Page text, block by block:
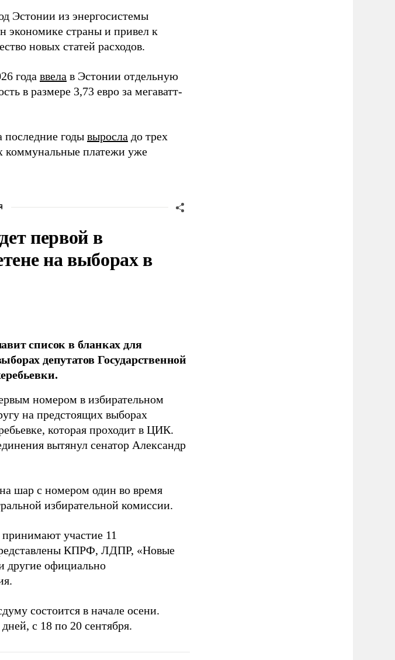
Эстонии из энергосистемы
экономике страны и привел к
новых статей расходов.
года ввела в Эстонии отдельную
в размере 3,73 евро за мегаватт-
последние годы выросла до трех
коммунальные платежи уже
первой в
на выборах в
список в бланках для
депутатов Государственной
номером в избирательном
на предстоящих выборах
которая проходит в ЦИК.
вытянул сенатор Александр
шар с номером один во время
избирательной комиссии.
участие 11
КПРФ, ЛДПР, «Новые
другие официально
состоится в начале осени.
с 18 по 20 сентября.